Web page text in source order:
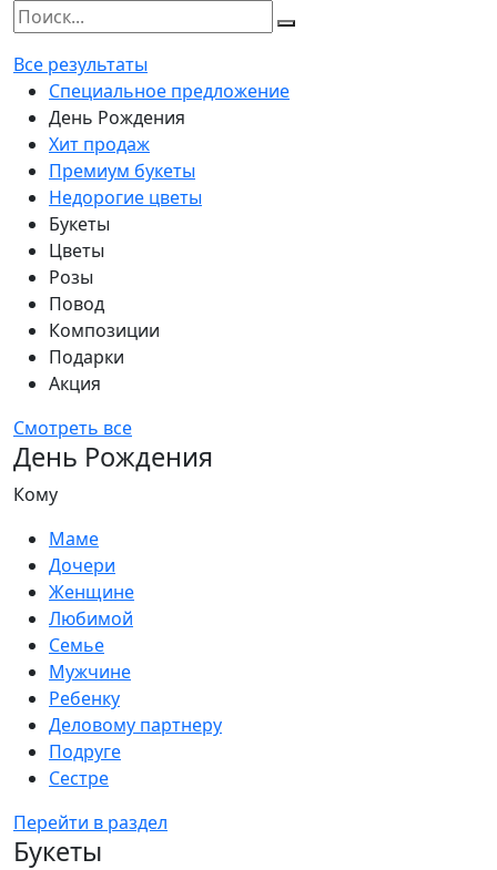
Все результаты
Специальное предложение
День Рождения
Хит продаж
Премиум букеты
Недорогие цветы
Букеты
Цветы
Розы
Повод
Композиции
Подарки
Акция
Смотреть все
День Рождения
Кому
Маме
Дочери
Женщине
Любимой
Семье
Мужчине
Ребенку
Деловому партнеру
Подруге
Сестре
Перейти в раздел
Букеты